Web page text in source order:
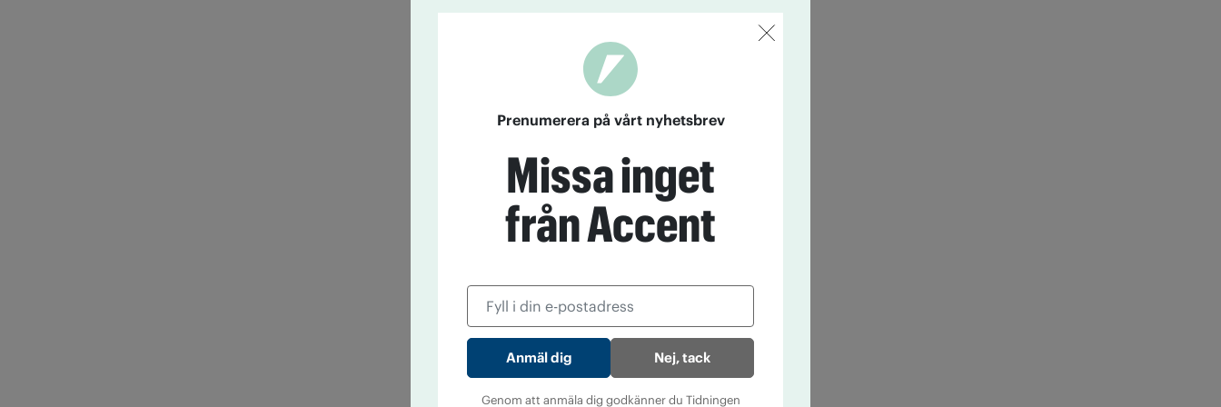
Prenumerera på vårt nyhetsbrev
Missa inget
från Accent
Nej, tack
Genom att anmäla dig godkänner du Tidningen